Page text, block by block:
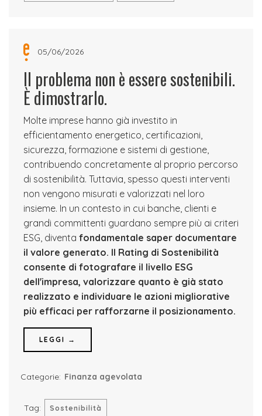
05/06/2026
Il problema non è essere sostenibili.
È dimostrarlo.
Molte imprese hanno già investito in
efficientamento energetico, certificazioni,
sicurezza, formazione e sistemi di gestione,
contribuendo concretamente al proprio percorso
di sostenibilità. Tuttavia, spesso questi interventi
non vengono misurati e valorizzati nel loro
insieme. In un contesto in cui banche, clienti e
grandi committenti guardano sempre più ai criteri
ESG, diventa fondamentale saper documentare
il valore generato. Il Rating di Sostenibilità
consente di fotografare il livello ESG
dell'impresa, valorizzare quanto è già stato
realizzato e individuare le azioni migliorative
più efficaci per rafforzarne il posizionamento.
LEGGI →
Categorie: Finanza agevolata
Tag: Sostenibilità